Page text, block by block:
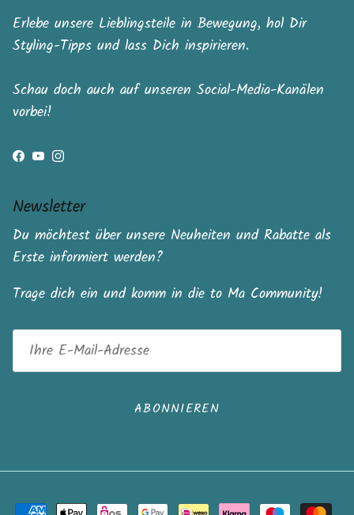
Erlebe unsere Lieblingsteile in Bewegung, hol Dir
Styling-Tipps und lass Dich inspirieren.
Schau doch auch auf unseren Social-Media-Kanälen
vorbei!
Facebook
YouTubeInstagram
Newsletter
Du möchtest über unsere Neuheiten und Rabatte als
Erste informiert werden?
Trage dich ein und komm in die to Ma Community!
ABONNIEREN